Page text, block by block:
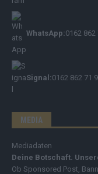
WhatsApp:0162 862
Signal:0162 862 71
MEDIA
Mediadaten
Deine Botschaft.
Ob Sponsored Post,